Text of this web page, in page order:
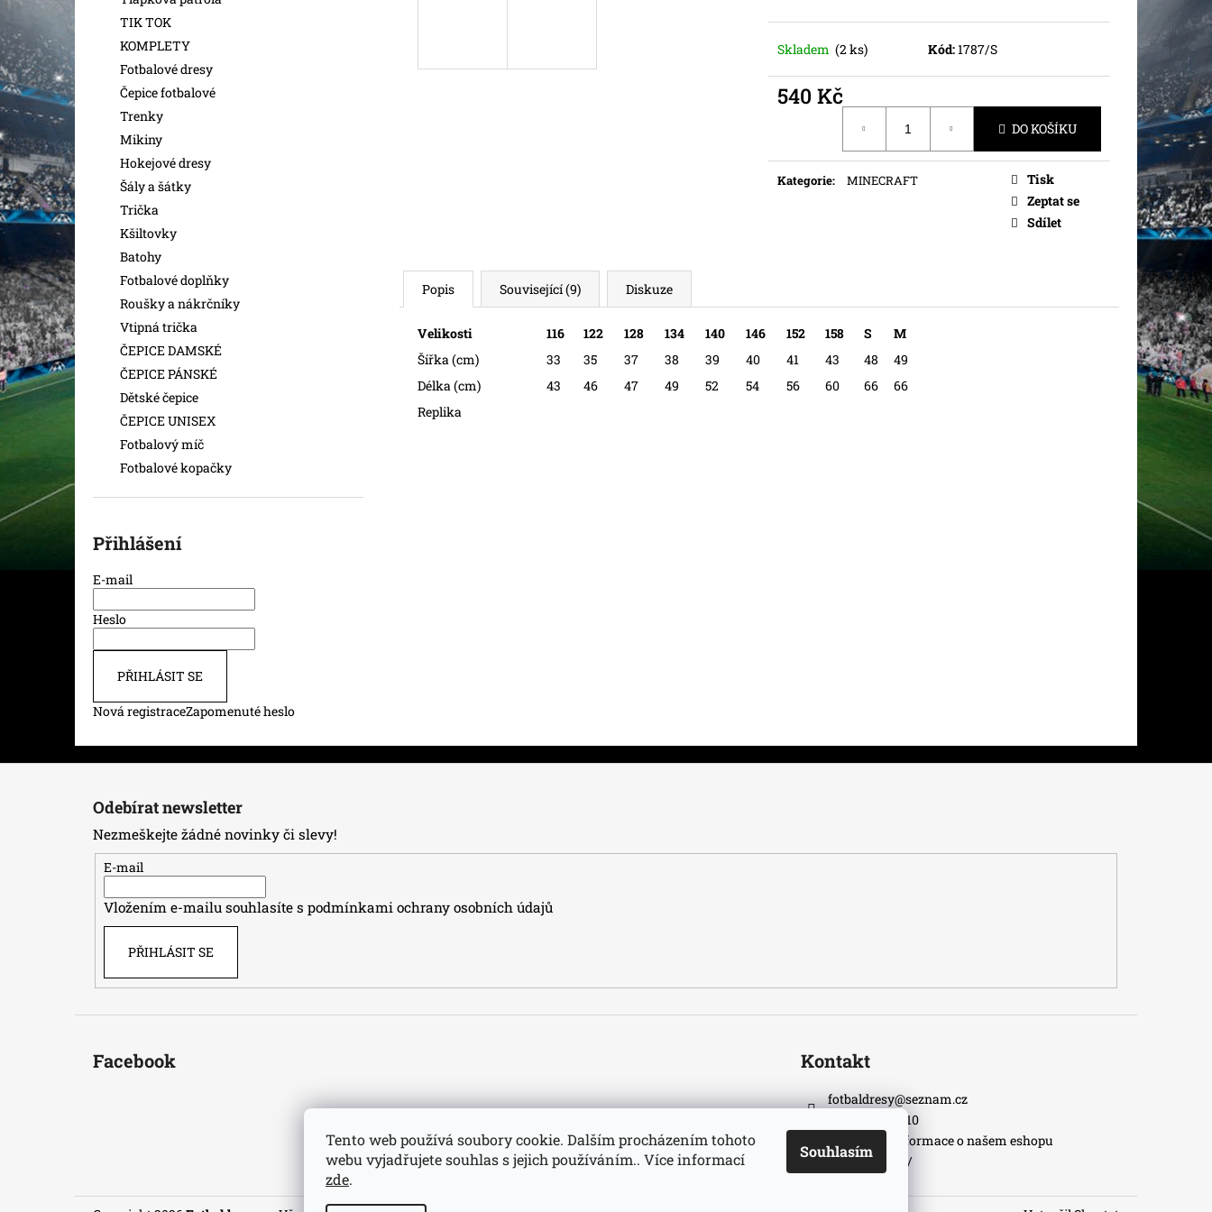
Tento web používá soubory cookie. Dalším procházením tohoto
webu vyjadřujete souhlas s jejich používáním.. Více informací
zde.
Souhlasím
TIK TOK
KOMPLETY
Fotbalové dresy
Čepice fotbalové
Trenky
Mikiny
Hokejové dresy
Šály a šátky
Trička
Kšiltovky
Batohy
Fotbalové doplňky
Roušky a nákrčníky
Vtipná trička
ČEPICE DAMSKÉ
ČEPICE PÁNSKÉ
Dětské čepice
ČEPICE UNISEX
Fotbalový míč
Fotbalové kopačky
Přihlášení
E-mail
Heslo
PŘIHLÁSIT SE
Nová registraceZapomenuté heslo
Skladem (2 ks) Kód:1787/S
540 Kč
DO KOŠÍKU
Kategorie: MINECRAFT
Tisk
Zeptat se
Sdílet
Popis Související (9) Diskuze
Velikosti 116 122 128 134 140 146 152 158 S
M
Šířka (cm)
33 35 37 38 39 40 41 43 48
49
Délka (cm)
43 46 47 49 52 54 56 60 66
66
Replika
Odebírat newsletter
Nezmeškejte žádné novinky či slevy!
E-mail
Vložením e-mailu souhlasíte s podmínkami ochrany osobních údajů
PŘIHLÁSIT SE
Facebook Kontakt
fotbaldresy@seznam.cz
+420733609510
Nejnovější informace o našem eshopu
fotbaldresycz/